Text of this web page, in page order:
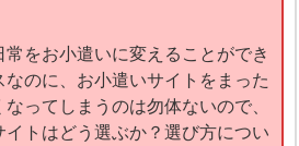
常をお小遣いに変えることができ
なのに、お小遣いサイトをまった
なってしまうのは勿体ないので、
イトはどう選ぶか？選び方につい